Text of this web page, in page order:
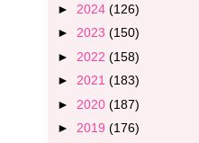
► 2024 (126)
► 2023 (150)
► 2022 (158)
► 2021 (183)
► 2020 (187)
► 2019 (176)